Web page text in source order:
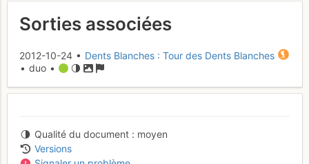
Sorties associées
2012-10-24 • Dents Blanches : Tour des Dents Blanches
• duo •
Qualité du document
moyen
Versions